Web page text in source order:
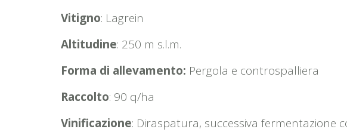
Vitigno: Lagrein
Altitudine: 250 m s.l.m.
Forma di allevamento: Pergola e controspalliera
Raccolto: 90 q/ha
Vinificazione: Diraspatura, successiva fermentazione